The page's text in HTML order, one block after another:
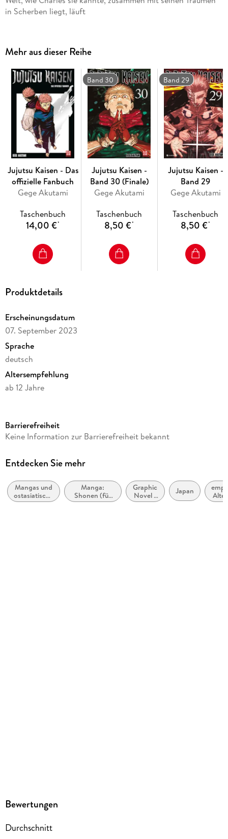
in Scherben liegt, läuft
Mehr aus dieser Reihe
Jujutsu Kaisen - Das
offizielle Fanbuch
Gege Akutami
Taschenbuch
14,00 €*
Band 30
Jujutsu Kaisen -
Band 30 (Finale)
Gege Akutami
Taschenbuch
8,50 €*
Band 29
Jujutsu Kaisen -
Band 29
Gege Akutami
Taschenbuch
8,50 €*
Produktdetails
Erscheinungsdatum
07. September 2023
Sprache
deutsch
Altersempfehlung
ab 12 Jahre
Autor/Autorin
Übersetzung
Verlag/Hersteller
Pegasus Manga
Barrierefreiheit
Keine Information zur Barrierefreiheit bekannt
Entdecken Sie mehr
Mangas und
ostasiatische
Comic-Stile
Manga:
Shonen (für
Jungen im
Graphic
Novel /
Comic /
Japan
12
Bewertungen
Durchschnitt